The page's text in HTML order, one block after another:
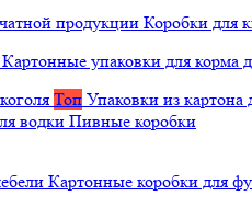
продукции Коробки для
Картонные упаковки для корма
Топ Упаковки из картона
водки Пивные коробки
Картонные коробки для